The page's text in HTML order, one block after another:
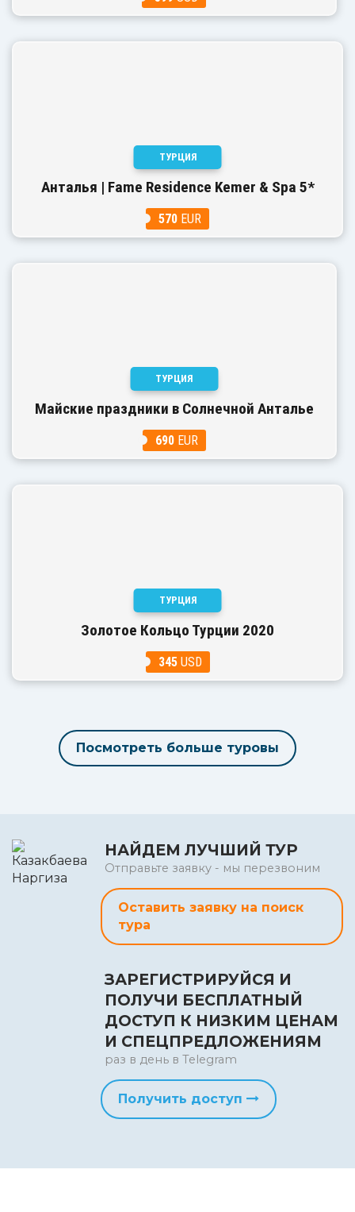
ТУРЦИЯ
Анталья | Fame Residence Kemer & Spa 5*
570 EUR
ТУРЦИЯ
Майские праздники в Солнечной Анталье
690EUR
ТУРЦИЯ
Золотое Кольцо Турции 2020
345USD
Посмотреть больше туровы
НАЙДЕМ ЛУЧШИЙ ТУР
Отправьте заявку - мы перезвоним
Оставить заявку на поиск
тура
ЗАРЕГИСТРИРУЙСЯ И
ПОЛУЧИ БЕСПЛАТНЫЙ
ДОСТУП К НИЗКИМ ЦЕНАМ
И СПЕЦПРЕДЛОЖЕНИЯМ
раз в день в Telegram
Получить доступ